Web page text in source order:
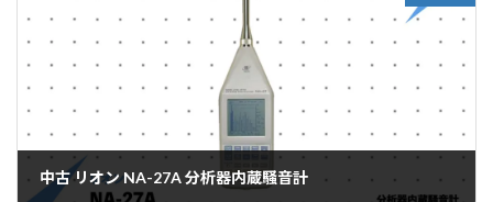
中古 リオン NA-27A 分析器内蔵騒音計